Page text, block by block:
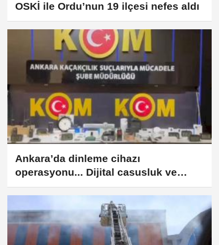
OSKİ ile Ordu’nun 19 ilçesi nefes aldı
Ankara’da dinleme cihazı
operasyonu... Dijital casusluk ve
gizlilik ihlallerine darbe!